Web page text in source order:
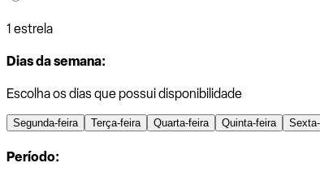
1 estrela
Dias da semana:
Escolha os dias que possui disponibilidade
Segunda-feira Terça-feira Quarta-feira Quinta-feira
Período: